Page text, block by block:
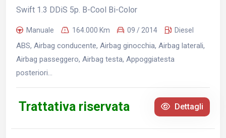
Swift 1.3 DDiS 5p. B-Cool Bi-Color
Manuale 164.000 Km 09 / 2014 Diesel
ABS, Airbag conducente, Airbag ginocchia, Airbag laterali,
Airbag passeggero, Airbag testa, Appoggiatesta
posteriori...
Trattativa riservata Dettagli